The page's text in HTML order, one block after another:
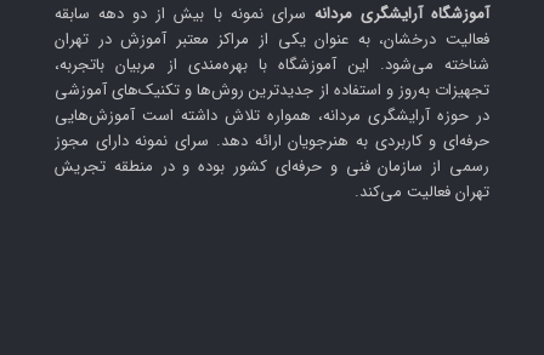
آموزشگاه آرایشگری مردانه سرای نمونه با بیش از دو دهه سابقه
فعالیت درخشان، به عنوان یکی از مراکز معتبر آموزش در تهران
شناخته می‌شود. این آموزشگاه با بهره‌مندی از مربیان باتجربه،
تجهیزات به‌روز و استفاده از جدیدترین روش‌ها و تکنیک‌های آموزشی
در حوزه آرایشگری مردانه، همواره تلاش داشته است آموزش‌هایی
حرفه‌ای و کاربردی به هنرجویان ارائه دهد. سرای نمونه دارای مجوز
رسمی از سازمان فنی و حرفه‌ای کشور بوده و در منطقه تجریش
تهران فعالیت می‌کند.